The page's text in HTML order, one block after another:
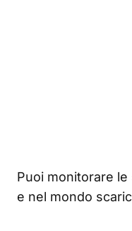
Puoi monitorare
e nel mondo